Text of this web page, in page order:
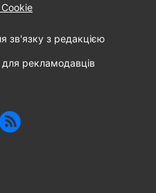
Cookie
зв'язку з редакцією
рекламодавців